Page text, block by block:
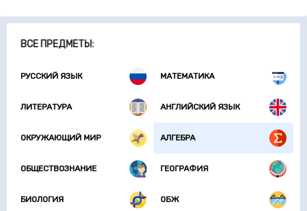
ВСЕ ПРЕДМЕТЫ:
РУССКИЙ ЯЗЫК МАТЕМАТИКА
ЛИТЕРАТУРА АНГЛИЙСКИЙ ЯЗЫК
ОКРУЖАЮЩИЙ МИР АЛГЕБРА
ОБЩЕСТВОЗНАНИЕ ГЕОГРАФИЯ
БИОЛОГИЯ ОБЖ